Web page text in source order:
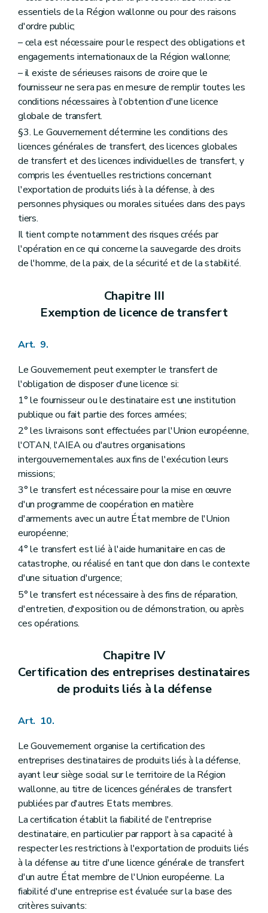
essentiels de la Région wallonne ou pour des raisons
d'ordre public;
– cela est nécessaire pour le respect des obligations et
engagements internationaux de la Région wallonne;
– il existe de sérieuses raisons de croire que le
fournisseur ne sera pas en mesure de remplir toutes les
conditions nécessaires à l'obtention d'une licence
globale de transfert.
§3. Le Gouvernement détermine les conditions des
licences générales de transfert, des licences globales
de transfert et des licences individuelles de transfert, y
compris les éventuelles restrictions concernant
l'exportation de produits liés à la défense, à des
personnes physiques ou morales situées dans des pays
tiers.
Il tient compte notamment des risques créés par
l'opération en ce qui concerne la sauvegarde des droits
de l'homme, de la paix, de la sécurité et de la stabilité.
Chapitre III
Exemption de licence de transfert
Art. 9.
Le Gouvernement peut exempter le transfert de
l'obligation de disposer d'une licence si:
1° le fournisseur ou le destinataire est une institution
publique ou fait partie des forces armées;
2° les livraisons sont effectuées par l'Union européenne,
l'OTAN, l'AIEA ou d'autres organisations
intergouvernementales aux fins de l'exécution leurs
missions;
3° le transfert est nécessaire pour la mise en œuvre
d'un programme de coopération en matière
d'armements avec un autre État membre de l'Union
européenne;
4° le transfert est lié à l'aide humanitaire en cas de
catastrophe, ou réalisé en tant que don dans le contexte
d'une situation d'urgence;
5° le transfert est nécessaire à des fins de réparation,
d'entretien, d'exposition ou de démonstration, ou après
ces opérations.
Chapitre IV
Certification des entreprises destinataires
de produits liés à la défense
Art. 10.
Le Gouvernement organise la certification des
entreprises destinataires de produits liés à la défense,
ayant leur siège social sur le territoire de la Région
wallonne, au titre de licences générales de transfert
publiées par d'autres Etats membres.
La certification établit la fiabilité de l'entreprise
destinataire, en particulier par rapport à sa capacité à
respecter les restrictions à l'exportation de produits liés
à la défense au titre d'une licence générale de transfert
d'un autre État membre de l'Union européenne. La
fiabilité d'une entreprise est évaluée sur la base des
critères suivants: